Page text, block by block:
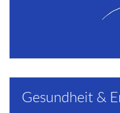
Gesundheit &